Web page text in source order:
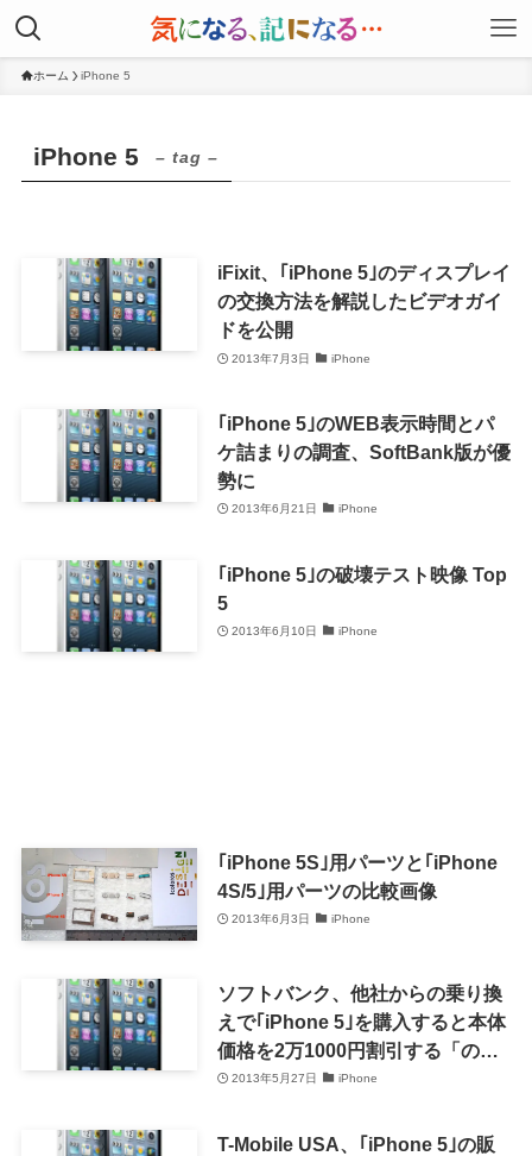
ホーム iPhone 5
iPhone 5 – tag –
iFixit、｢iPhone 5｣のディスプレイ
の交換方法を解説したビデオガイ
ドを公開
2013年7月3日 iPhone
｢iPhone 5｣のWEB表示時間とパ
ケ詰まりの調査、SoftBank版が優
勢に
2013年6月21日 iPhone
｢iPhone 5｣の破壊テスト映像 Top
5
2013年6月10日 iPhone
｢iPhone 5S｣用パーツと｢iPhone
4S/5｣用パーツの比較画像
2013年6月3日 iPhone
ソフトバンク、他社からの乗り換
えで｢iPhone 5｣を購入すると本体
価格を2万1000円割引する「のり
かえサポート」を発表
2013年5月27日 iPhone
T-Mobile USA、｢iPhone 5｣の販